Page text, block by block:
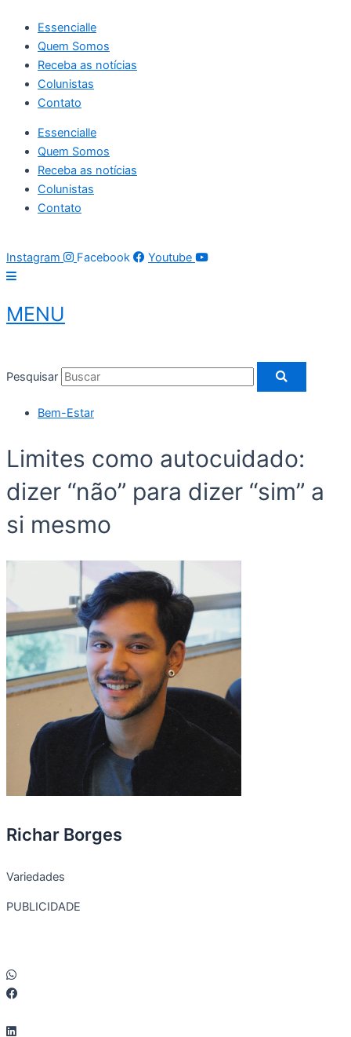
para
conteúdo
Essencialle
Quem Somos
Receba as notícias
Colunistas
Contato
Essencialle
Quem Somos
Receba as notícias
Colunistas
Contato
Instagram
Facebook Youtube
MENU
Pesquisar
Bem-Estar
Limites como autocuidado:
dizer “não” para dizer “sim” a
si mesmo
Richar Borges
Variedades
PUBLICIDADE